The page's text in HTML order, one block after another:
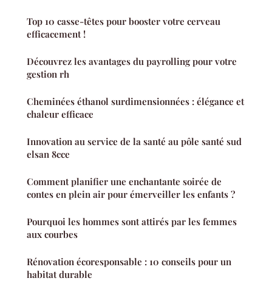
Top 10 casse-têtes pour booster votre cerveau
efficacement !
Découvrez les avantages du payrolling pour votre
gestion rh
Cheminées éthanol surdimensionnées : élégance et
chaleur efficace
Innovation au service de la santé au pôle santé sud
elsan 8cce
Comment planifier une enchantante soirée de
contes en plein air pour émerveiller les enfants ?
Pourquoi les hommes sont attirés par les femmes
aux courbes
Rénovation écoresponsable : 10 conseils pour un
habitat durable